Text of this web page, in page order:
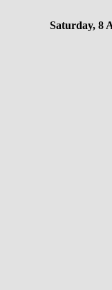
Saturday, 8